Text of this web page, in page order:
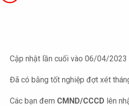
Cập nhật lần cuối vào 06/04/2023
Đã có bằng tốt nghiệp đợt xét
Các bạn đem CMND/CCCD lên